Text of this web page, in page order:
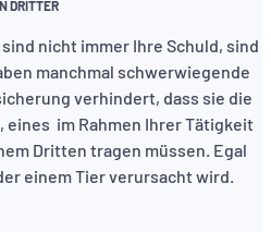
DRITTER
nicht immer Ihre Schuld, sind
manchmal schwerwiegende
verhindert, dass sie die
im Rahmen Ihrer Tätigkeit
Dritten tragen müssen. Egal
einem Tier verursacht wird.